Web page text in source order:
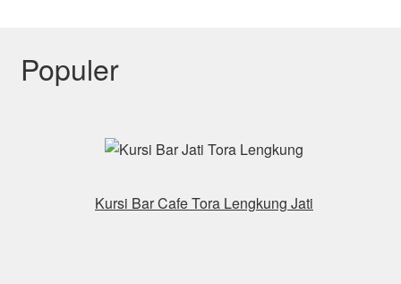
Populer
Kursi Bar Cafe Tora Lengkung Jati